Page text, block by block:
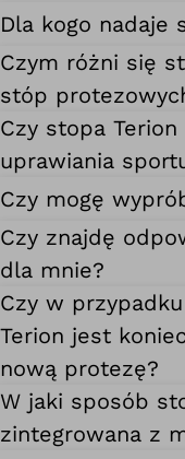
Dla kogo nadaje
Czym różni się
stóp
Czy stopa
uprawiania
Czy mogę
Czy znajdę
dla mnie?
Czy w
Terion jest
nową protezę?
W jaki sposób
zintegrowana z